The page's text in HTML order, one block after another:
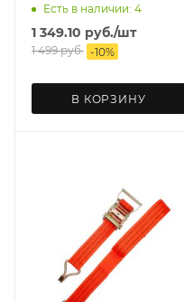
Есть в наличии: 4
1 349.10 руб./шт
1 499руб. -10%
В КОРЗИНУ